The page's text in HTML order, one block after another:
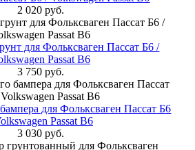
2 020 руб.
для Фольксваген Пассат Б6 /
Passat B6
3 750 руб.
для Фольксваген Пассат Б6
Passat B6
3 030 руб.